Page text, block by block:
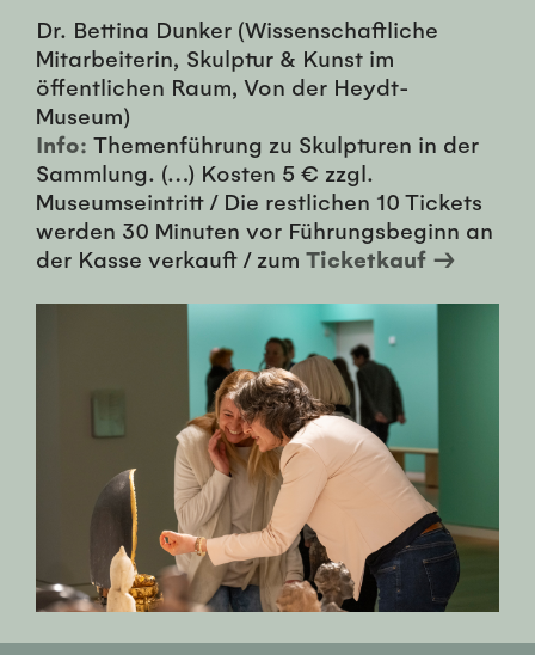
Dr. Bettina Dunker (Wissenschaftliche
Mitarbeiterin, Skulptur & Kunst im
öffentlichen Raum, Von der Heydt-
Museum)
Info: Themenführung zu Skulpturen in der
Sammlung. (…) Kosten 5 € zzgl.
Museumseintritt / Die restlichen 10 Tickets
werden 30 Minuten vor Führungsbeginn an
der Kasse verkauft / zum Ticketkauf →